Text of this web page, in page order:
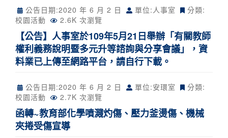
公告日期:2020 年 6 月 2 日 單位:人事室
分類:
校園活動
2.6K 次瀏覽
【公告】人事室於109年5月21日舉辦「有關教師
權利義務說明暨多元升等諮詢與分享會議」，資
料業已上傳至網路平台，請自行下載。
公告日期:2020 年 6 月 2 日 單位:安環室
分類:
校園活動
2.7K 次瀏覽
函轉~教育部化學噴濺灼傷、壓力釜燙傷、機械
夾捲受傷宣導